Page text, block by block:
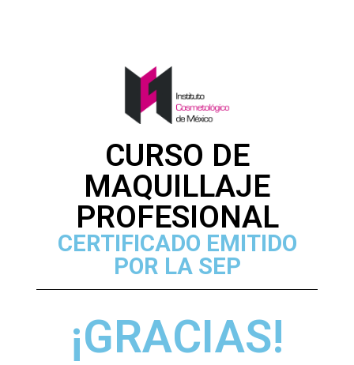
CURSO DE
MAQUILLAJE
PROFESIONAL
CERTIFICADO EMITIDO
POR LA SEP
¡GRACIAS!